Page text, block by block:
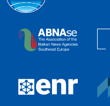
The
European